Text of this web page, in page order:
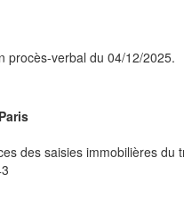
procès-verbal du 04/12/2025.
des saisies immobilières